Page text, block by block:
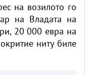
на возилото го
на Владата на
20 000 евра на
ниту биле